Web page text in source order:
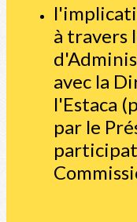
à travers
avec la
l'Estaca
par le